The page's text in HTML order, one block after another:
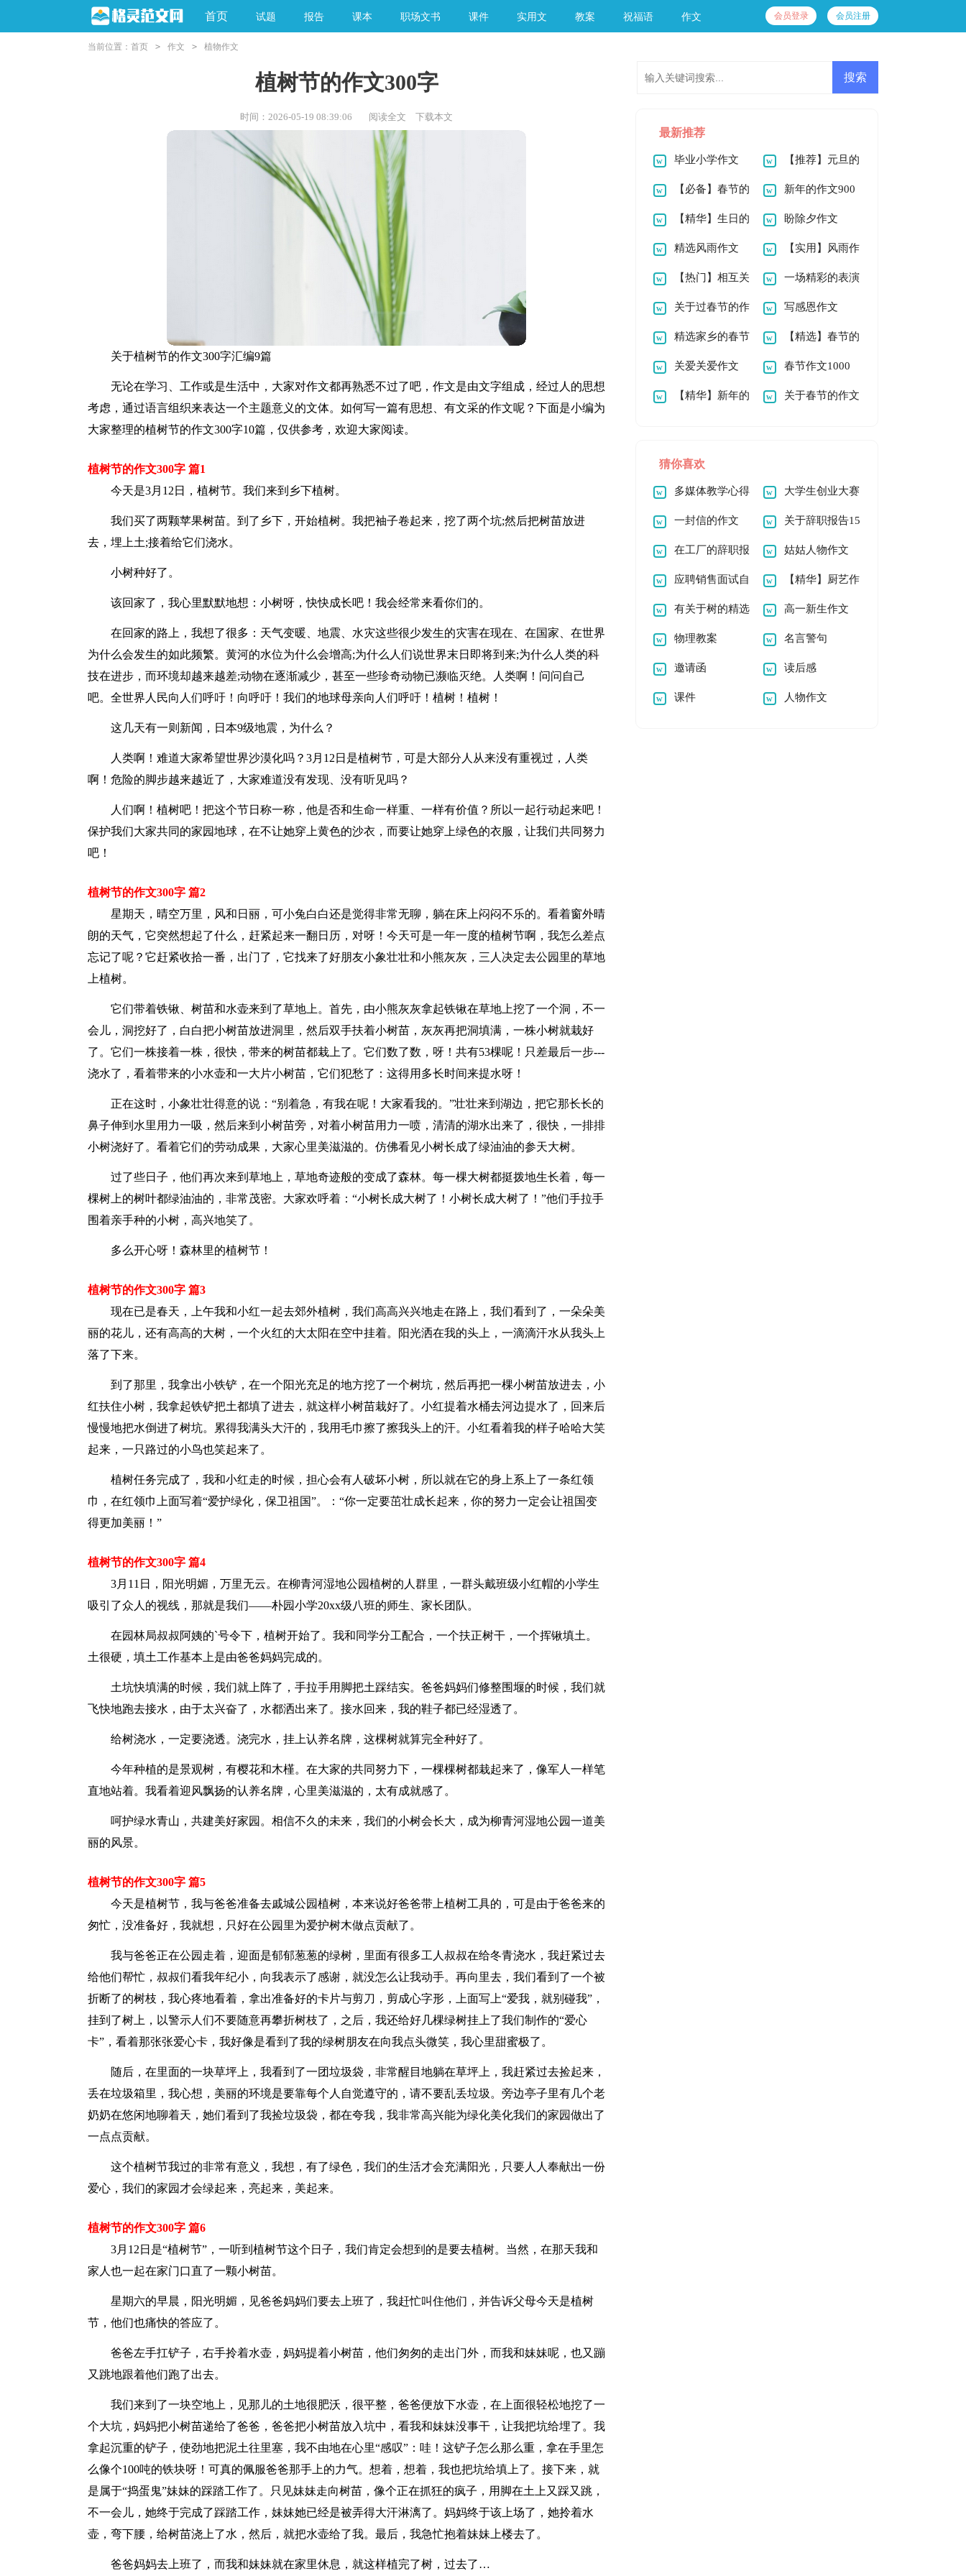
首页 试题 报告 课本 职场文书 课件 实用文 教案 祝福语 作文 会员登录 会员注册
当前位置： 首页 > 作文 > 植物作文
植树节的作文300字
时间：2026-05-19 08:39:06 阅读全文 下载本文
关于植树节的作文300字汇编9篇
无论在学习、工作或是生活中，大家对作文都再熟悉不过了吧，作文是由文字组成，经过人的思想
考虑，通过语言组织来表达一个主题意义的文体。如何写一篇有思想、有文采的作文呢？下面是小编为
大家整理的植树节的作文300字10篇，仅供参考，欢迎大家阅读。
植树节的作文300字 篇1
今天是3月12日，植树节。我们来到乡下植树。
我们买了两颗苹果树苗。到了乡下，开始植树。我把袖子卷起来，挖了两个坑;然后把树苗放进
去，埋上土;接着给它们浇水。
小树种好了。
该回家了，我心里默默地想：小树呀，快快成长吧！我会经常来看你们的。
在回家的路上，我想了很多：天气变暖、地震、水灾这些很少发生的灾害在现在、在国家、在世界
为什么会发生的如此频繁。黄河的水位为什么会增高;为什么人们说世界末日即将到来;为什么人类的科
技在进步，而环境却越来越差;动物在逐渐减少，甚至一些珍奇动物已濒临灭绝。人类啊！问问自己
吧。全世界人民向人们呼吁！向呼吁！我们的地球母亲向人们呼吁！植树！植树！
这几天有一则新闻，日本9级地震，为什么？
人类啊！难道大家希望世界沙漠化吗？3月12日是植树节，可是大部分人从来没有重视过，人类
啊！危险的脚步越来越近了，大家难道没有发现、没有听见吗？
人们啊！植树吧！把这个节日称一称，他是否和生命一样重、一样有价值？所以一起行动起来吧！
保护我们大家共同的家园地球，在不让她穿上黄色的沙衣，而要让她穿上绿色的衣服，让我们共同努力
吧！
植树节的作文300字 篇2
星期天，晴空万里，风和日丽，可小兔白白还是觉得非常无聊，躺在床上闷闷不乐的。看着窗外晴
朗的天气，它突然想起了什么，赶紧起来一翻日历，对呀！今天可是一年一度的植树节啊，我怎么差点
忘记了呢？它赶紧收拾一番，出门了，它找来了好朋友小象壮壮和小熊灰灰，三人决定去公园里的草地
上植树。
它们带着铁锹、树苗和水壶来到了草地上。首先，由小熊灰灰拿起铁锹在草地上挖了一个洞，不一
会儿，洞挖好了，白白把小树苗放进洞里，然后双手扶着小树苗，灰灰再把洞填满，一株小树就栽好
了。它们一株接着一株，很快，带来的树苗都栽上了。它们数了数，呀！共有53棵呢！只差最后一步---
浇水了，看着带来的小水壶和一大片小树苗，它们犯愁了：这得用多长时间来提水呀！
正在这时，小象壮壮得意的说：“别着急，有我在呢！大家看我的。”壮壮来到湖边，把它那长长的
鼻子伸到水里用力一吸，然后来到小树苗旁，对着小树苗用力一喷，清清的湖水出来了，很快，一排排
小树浇好了。看着它们的劳动成果，大家心里美滋滋的。仿佛看见小树长成了绿油油的参天大树。
过了些日子，他们再次来到草地上，草地奇迹般的变成了森林。每一棵大树都挺拨地生长着，每一
棵树上的树叶都绿油油的，非常茂密。大家欢呼着：“小树长成大树了！小树长成大树了！”他们手拉手
围着亲手种的小树，高兴地笑了。
多么开心呀！森林里的植树节！
植树节的作文300字 篇3
现在已是春天，上午我和小红一起去郊外植树，我们高高兴兴地走在路上，我们看到了，一朵朵美
丽的花儿，还有高高的大树，一个火红的大太阳在空中挂着。阳光洒在我的头上，一滴滴汗水从我头上
落了下来。
到了那里，我拿出小铁铲，在一个阳光充足的地方挖了一个树坑，然后再把一棵小树苗放进去，小
红扶住小树，我拿起铁铲把土都填了进去，就这样小树苗栽好了。小红提着水桶去河边提水了，回来后
慢慢地把水倒进了树坑。累得我满头大汗的，我用毛巾擦了擦我头上的汗。小红看着我的样子哈哈大笑
起来，一只路过的小鸟也笑起来了。
植树任务完成了，我和小红走的时候，担心会有人破坏小树，所以就在它的身上系上了一条红领
巾，在红领巾上面写着“爱护绿化，保卫祖国”。：“你一定要茁壮成长起来，你的努力一定会让祖国变
得更加美丽！”
植树节的作文300字 篇4
3月11日，阳光明媚，万里无云。在柳青河湿地公园植树的人群里，一群头戴班级小红帽的小学生
吸引了众人的视线，那就是我们——朴园小学20xx级八班的师生、家长团队。
在园林局叔叔阿姨的`号令下，植树开始了。我和同学分工配合，一个扶正树干，一个挥锹填土。
土很硬，填土工作基本上是由爸爸妈妈完成的。
土坑快填满的时候，我们就上阵了，手拉手用脚把土踩结实。爸爸妈妈们修整围堰的时候，我们就
飞快地跑去接水，由于太兴奋了，水都洒出来了。接水回来，我的鞋子都已经湿透了。
给树浇水，一定要浇透。浇完水，挂上认养名牌，这棵树就算完全种好了。
今年种植的是景观树，有樱花和木槿。在大家的共同努力下，一棵棵树都栽起来了，像军人一样笔
直地站着。我看着迎风飘扬的认养名牌，心里美滋滋的，太有成就感了。
呵护绿水青山，共建美好家园。相信不久的未来，我们的小树会长大，成为柳青河湿地公园一道美
丽的风景。
植树节的作文300字 篇5
今天是植树节，我与爸爸准备去戚城公园植树，本来说好爸爸带上植树工具的，可是由于爸爸来的
匆忙，没准备好，我就想，只好在公园里为爱护树木做点贡献了。
我与爸爸正在公园走着，迎面是郁郁葱葱的绿树，里面有很多工人叔叔在给冬青浇水，我赶紧过去
给他们帮忙，叔叔们看我年纪小，向我表示了感谢，就没怎么让我动手。再向里去，我们看到了一个被
折断了的树枝，我心疼地看着，拿出准备好的卡片与剪刀，剪成心字形，上面写上“爱我，就别碰我”，
挂到了树上，以警示人们不要随意再攀折树枝了，之后，我还给好几棵绿树挂上了我们制作的“爱心
卡”，看着那张张爱心卡，我好像是看到了我的绿树朋友在向我点头微笑，我心里甜蜜极了。
随后，在里面的一块草坪上，我看到了一团垃圾袋，非常醒目地躺在草坪上，我赶紧过去捡起来，
丢在垃圾箱里，我心想，美丽的环境是要靠每个人自觉遵守的，请不要乱丢垃圾。旁边亭子里有几个老
奶奶在悠闲地聊着天，她们看到了我捡垃圾袋，都在夸我，我非常高兴能为绿化美化我们的家园做出了
一点点贡献。
这个植树节我过的非常有意义，我想，有了绿色，我们的生活才会充满阳光，只要人人奉献出一份
爱心，我们的家园才会绿起来，亮起来，美起来。
植树节的作文300字 篇6
3月12日是“植树节”，一听到植树节这个日子，我们肯定会想到的是要去植树。当然，在那天我和
家人也一起在家门口直了一颗小树苗。
星期六的早晨，阳光明媚，见爸爸妈妈们要去上班了，我赶忙叫住他们，并告诉父母今天是植树
节，他们也痛快的答应了。
爸爸左手扛铲子，右手拎着水壶，妈妈提着小树苗，他们匆匆的走出门外，而我和妹妹呢，也又蹦
又跳地跟着他们跑了出去。
我们来到了一块空地上，见那儿的土地很肥沃，很平整，爸爸便放下水壶，在上面很轻松地挖了一
个大坑，妈妈把小树苗递给了爸爸，爸爸把小树苗放入坑中，看我和妹妹没事干，让我把坑给埋了。我
拿起沉重的铲子，使劲地把泥土往里塞，我不由地在心里“感叹”：哇！这铲子怎么那么重，拿在手里怎
么像个100吨的铁块呀！可真的佩服爸爸那手上的力气。想着，想着，我也把坑给填上了。接下来，就
是属于“捣蛋鬼”妹妹的踩踏工作了。只见妹妹走向树苗，像个正在抓狂的疯子，用脚在土上又踩又跳，
不一会儿，她终于完成了踩踏工作，妹妹她已经是被弄得大汗淋漓了。妈妈终于该上场了，她拎着水
壶，弯下腰，给树苗浇上了水，然后，就把水壶给了我。最后，我急忙抱着妹妹上楼去了。
爸爸妈妈去上班了，而我和妹妹就在家里休息，就这样植完了树，过去了…
最新推荐
毕业小学作文
900字锦集七篇
【推荐】元旦的
作文900字三篇
【必备】春节的
作文1000字合集六
篇
新年的作文900
字8篇
【精华】生日的
作文1000字九篇
盼除夕作文
精选风雨作文
900字7篇
【实用】风雨作
文900字6篇
【热门】相互关
爱的作文400字三篇
一场精彩的表演
优秀作文400字
关于过春节的作
文1000字七篇
写感恩作文
1000字合集八篇
精选家乡的春节
作文1000字4篇
【精选】春节的
作文1000字合集10
篇
关爱关爱作文
1000字六篇
春节作文1000
字（精选12篇）
【精华】新年的 关于春节的作文
猜你喜欢
多媒体教学心得
体会
大学生创业大赛
策划书(15篇)
一封信的作文
【精】
关于辞职报告15
篇
在工厂的辞职报
告(15篇)
姑姑人物作文
应聘销售面试自
我介绍
【精华】厨艺作
文300字4篇
有关于树的精选
作文
高一新生作文
物理教案 名言警句
邀请函 读后感
课件 人物作文